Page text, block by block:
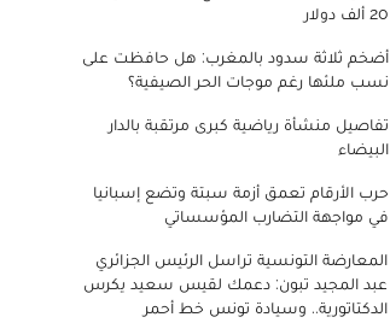
20 ألف دولار
أضخم ثلاثة سدود بالمغرب: هل حافظت على
نسب ملئها رغم موجات الحر الصيفية؟
تفاصيل منشأة رياضية كبرى مرتقبة بالدار
البيضاء
حرب الأرقام تعمق أزمة سبتة وتضع إسبانيا
في مواجهة التضارب المؤسساتي
المعارضة التونسية تراسل الرئيس الجزائري
عبد المجيد تبون: دعمك لقيس سعيد يكرس
الدكتاتورية.. وسيادة تونس خط أحمر